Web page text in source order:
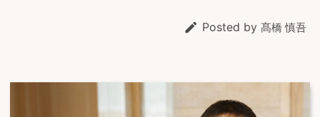
 Posted by 髙橋 慎吾